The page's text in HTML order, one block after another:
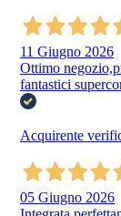
11 Giugno 2026
Ottimo
fantastici
Acquirente
05 Giugno 2026